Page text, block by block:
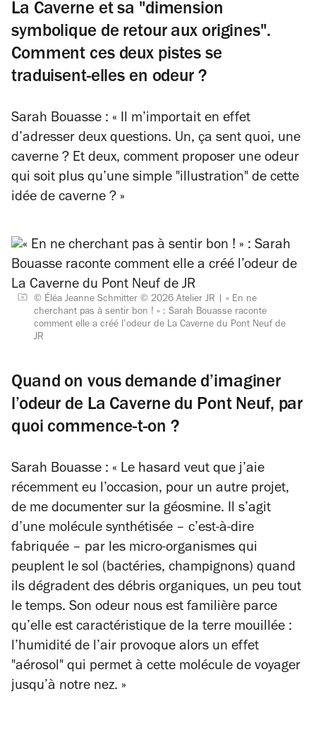
La Caverne et sa "dimension
symbolique de retour aux origines".
Comment ces deux pistes se
traduisent-elles en odeur ?
Sarah Bouasse : « Il m’importait en effet
d’adresser deux questions. Un, ça sent quoi, une
caverne ? Et deux, comment proposer une odeur
qui soit plus qu’une simple "illustration" de cette
idée de caverne ? »
© Éléa Jeanne Schmitter © 2026 Atelier JR
« En ne
cherchant pas à sentir bon ! » : Sarah Bouasse raconte
comment elle a créé l’odeur de La Caverne du Pont Neuf de
JR
Quand on vous demande d’imaginer
l’odeur de La Caverne du Pont Neuf, par
quoi commence-t-on ?
Sarah Bouasse : « Le hasard veut que j’aie
récemment eu l’occasion, pour un autre projet,
de me documenter sur la géosmine. Il s’agit
d’une molécule synthétisée – c’est-à-dire
fabriquée – par les micro-organismes qui
peuplent le sol (bactéries, champignons) quand
ils dégradent des débris organiques, un peu tout
le temps. Son odeur nous est familière parce
qu’elle est caractéristique de la terre mouillée :
l’humidité de l’air provoque alors un effet
"aérosol" qui permet à cette molécule de voyager
jusqu’à notre nez. »